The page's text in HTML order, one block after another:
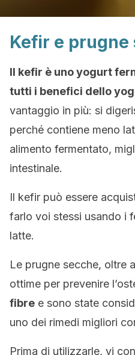
Kefir e prugne
Il kefir è uno yogurt
tutti i benefici dello
vantaggio in più: si
perché contiene meno
alimento fermentato,
intestinale.
Il kefir può essere
farlo voi stessi usando i
latte.
Le prugne secche, oltre
ottime per prevenire
fibre e sono state
uno dei rimedi migliori
Prima di utilizzarle, vi